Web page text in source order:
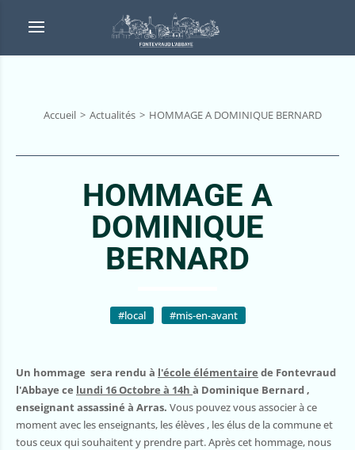
Accueil Actualités HOMMAGE A DOMINIQUE BERNARD
HOMMAGE A
DOMINIQUE
BERNARD
#local #mis-en-avant
Un hommage sera rendu à l'école élémentaire de Fontevraud
l'Abbaye ce lundi 16 Octobre à 14h à Dominique Bernard ,
enseignant assassiné à Arras. Vous pouvez vous associer à ce
moment avec les enseignants, les élèves , les élus de la commune et
tous ceux qui souhaitent y prendre part. Après cet hommage, nous